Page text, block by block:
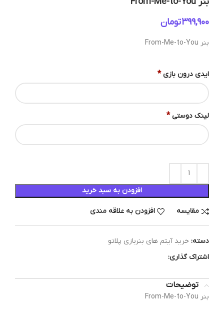
تومان
بنر From-Me-to-You
ایدی درون بازی *
لینک دوستی *
افزودن به سبد خرید
مقایسه افزودن به علاقه مندی
دسته: خرید آیتم های بنربازی پلاتو
اشتراک گذاری:
توضیحات
بنر From-Me-to-You